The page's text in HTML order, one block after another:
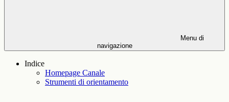
Menu di
navigazione
Indice
Homepage Canale
Strumenti di orientamento